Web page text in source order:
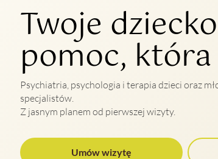
Twoje
pomoc, która
Psychiatria, psychologia i terapia dzieci oraz
specjalistów.
Z jasnym planem od pierwszej wizyty.
Umów wizytę